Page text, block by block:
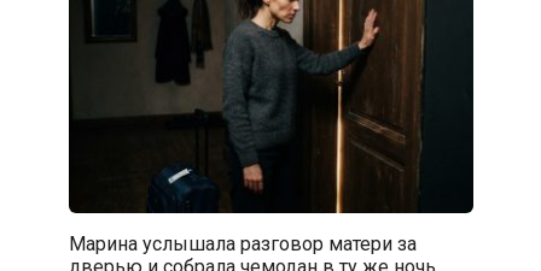
Марина услышала разговор матери за
дверью и собрала чемодан в ту же ночь